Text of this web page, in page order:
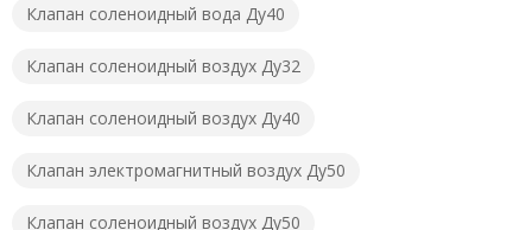
Клапан соленоидный вода Ду40
Клапан соленоидный воздух Ду32
Клапан соленоидный воздух Ду40
Клапан электромагнитный воздух Ду50
Клапан соленоидный воздух Ду50